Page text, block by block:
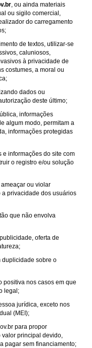
, ou ainda materiais
ou sigilo comercial,
do carregamento
de textos, utilizar-se
caluniosos,
à privacidade de
costumes, a moral ou
dados ou
deste último;
informações
algum modo, permitam a
informações protegidas
e informações do site com
o registro e/ou solução
ou violar
privacidade dos usuários
que não envolva
oferta de
duplicidade sobre o
positiva nos casos em que
legal;
jurídica, exceto nos
(MEI);
para propor
principal devido,
pagar sem financiamento;